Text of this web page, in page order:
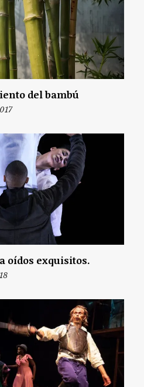
del bambú
oídos exquisitos.